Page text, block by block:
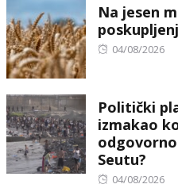
Na jesen
Posted
04/08/2026
Politički
izmakao
Seutu?
Posted
04/08/2026